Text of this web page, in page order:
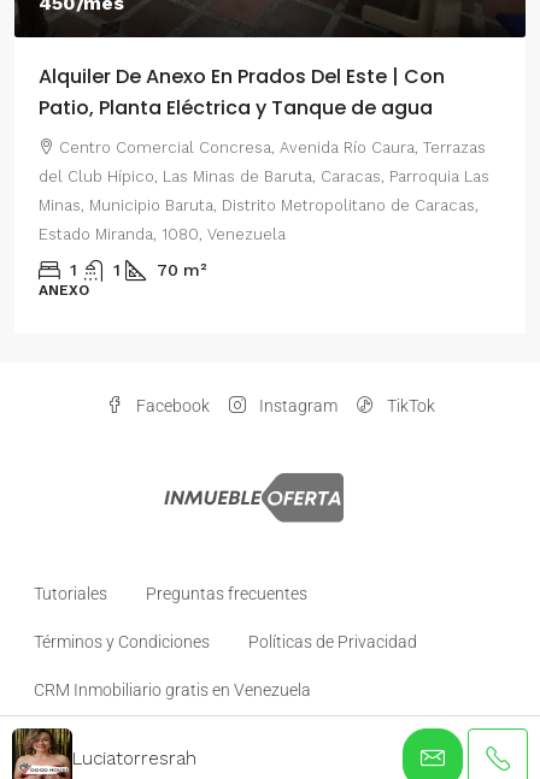
Este | Con
de agua
Río Caura, Terrazas
Parroquia Las
de Caracas,
Alquiler De Anexo En Prados
2 Habitaciones
Centro Comercial Concresa, Avenida
del Este, Prados del Este, Sector: Prado
Parroquia Nuestra Señora del Rosario,
Distrito Metropolitano de Caracas,
Luciatorresrah
Facebook Instagram TikTok
Tutoriales Preguntas frecuentes
Términos y Condiciones Políticas de Privacidad
CRM Inmobiliario gratis en Venezuela
© inmuebleoferta- todos los derechos reservados